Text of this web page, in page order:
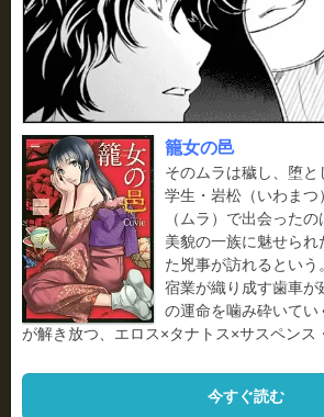
籠女の邑
そのムラは穢し、堕
学生・岩松（いわまつ
（ムラ）で出会った
美貌の一族に魅せら
た兇事が訪れるという
宿業が織り成す歯車が
の運命を噛み砕いて
が解き放つ、エロス×タナトス×サスペンス
今すぐ読む